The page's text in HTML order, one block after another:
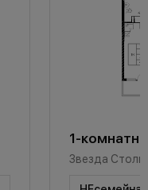
1-
Звезда